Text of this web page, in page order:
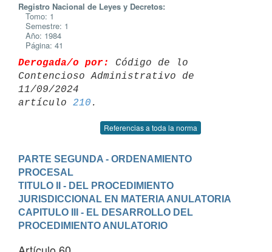
Registro Nacional de Leyes y Decretos:
Tomo: 1
Semestre: 1
Año: 1984
Página: 41
Derogada/o por:
Código de lo
Contencioso Administrativo de
11/09/2024
artículo 210
Referencias a toda la norma
PARTE SEGUNDA - ORDENAMIENTO
PROCESAL
TITULO II - DEL PROCEDIMIENTO
JURISDICCIONAL EN MATERIA ANULATORIA
CAPITULO III - EL DESARROLLO DEL
PROCEDIMIENTO ANULATORIO